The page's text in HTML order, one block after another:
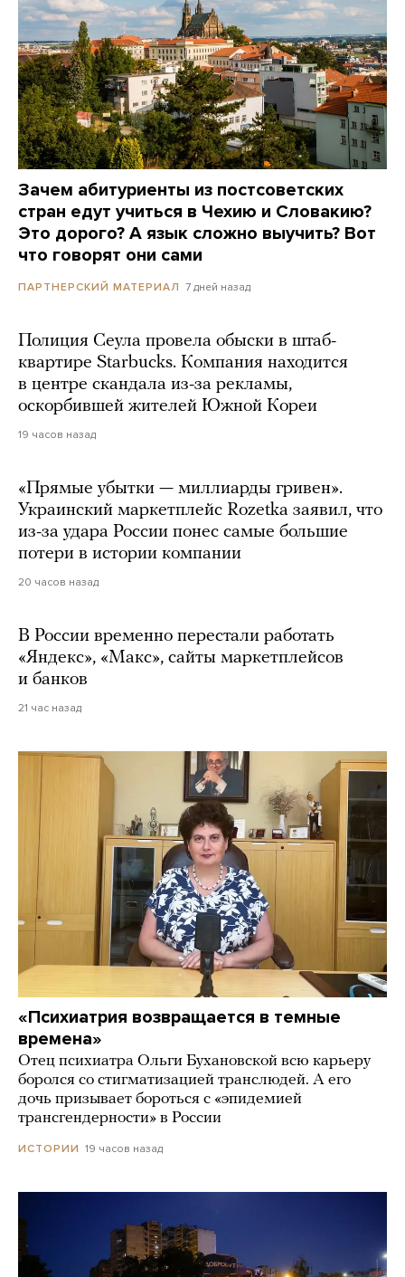
Зачем абитуриенты из постсоветских
стран едут учиться в Чехию и Словакию?
Это дорого? А язык сложно выучить? Вот
что говорят они сами
ПАРТНЕРСКИЙ МАТЕРИАЛ 7 дней назад
Полиция Сеула провела обыски в штаб-
квартире Starbucks. Компания находится
в центре скандала из-за рекламы,
оскорбившей жителей Южной Кореи
19 часов назад
«Прямые убытки — миллиарды гривен».
Украинский маркетплейс Rozetka заявил, что
из-за удара России понес самые большие
потери в истории компании
20 часов назад
В России временно перестали работать
«Яндекс», «Макс», сайты маркетплейсов
и банков
21 час назад
«Психиатрия возвращается в темные
времена»
Отец психиатра Ольги Бухановской всю карьеру
боролся со стигматизацией транслюдей. А его
дочь призывает бороться с «эпидемией
трансгендерности» в России
ИСТОРИИ 19 часов назад